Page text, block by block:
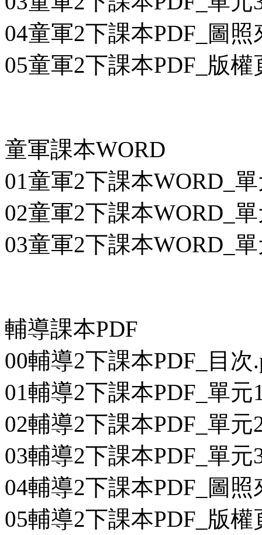
04童軍2下課本PDF_圖照
05童軍2下課本PDF_版權
童軍課本WORD
01童軍2下課本WORD_
02童軍2下課本WORD_
03童軍2下課本WORD_
輔導課本PDF
00輔導2下課本PDF_目次
01輔導2下課本PDF_單
02輔導2下課本PDF_單
03輔導2下課本PDF_單
04輔導2下課本PDF_圖照
05輔導2下課本PDF_版權